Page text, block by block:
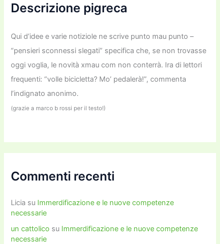
Descrizione pigreca
Qui d’idee e varie notiziole ne scrive punto mau punto –
“pensieri sconnessi slegati” specifica che, se non trovasse
oggi voglia, le novità xmau com non conterrà. Ira di lettori
frequenti: “volle bicicletta? Mo’ pedalerà!”, commenta
l’indignato anonimo.
(grazie a marco b rossi per il testo!)
Commenti recenti
Licia su Immerdificazione e le nuove competenze
necessarie
un cattolico su Immerdificazione e le nuove competenze
necessarie